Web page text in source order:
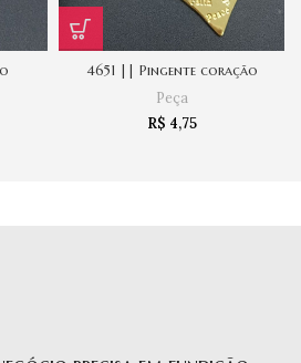
4651 || Pingente coração
Peça
R$ 4,75